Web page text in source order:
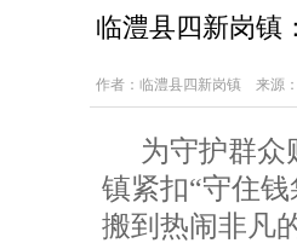
临澧县四新岗镇
作者：临澧县四新岗镇 来源
为守护群众
镇紧扣“守住
搬到热闹非凡